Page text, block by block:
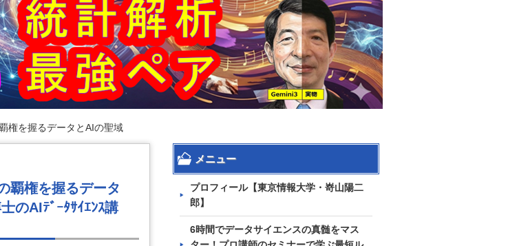
権を握るデータとAIの聖域
覇権を握るデータ
のAIﾃﾞｰﾀｻｲｴﾝｽ講
メニュー
プロフィール【東京情報大学・嵜山陽二
郎】
6時間でデータサイエンスの真髄をマス